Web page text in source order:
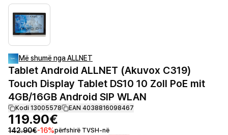
Më shumë nga ALLNET
Tablet Android ALLNET (Akuvox C319)
Touch Display Tablet DS10 10 Zoll PoE mit
4GB/16GB Android SIP WLAN
Kodi 13005578 EAN 4038816098467
119.90€
142.90€-16%përfshirë TVSH-në